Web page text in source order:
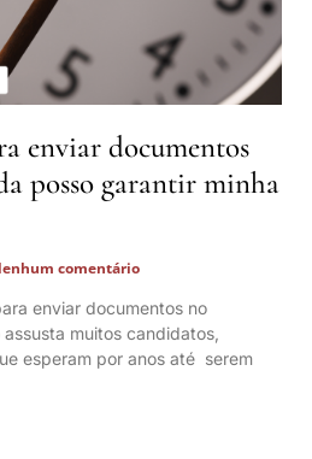
enviar documentos
posso garantir minha
comentário
enviar documentos no
muitos candidatos,
esperam por anos até serem